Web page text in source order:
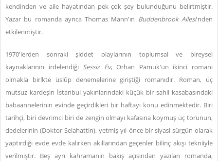
kendinden ve aile hayatından pek çok şey bulunduğunu belirtmiştir.
Yazar bu romanda ayrıca Thomas Mann'ın Buddenbrook Ailesi'nden
etkilenmiştir.
1970'lerden sonraki şiddet olaylarının toplumsal ve bireysel
kaynaklarının irdelendiğiSessiz Ev, Orhan Pamuk'un ikinci romanı
olmakla birlkte üslûp denemelerine giriştiği romanıdır. Roman, üç
mutsuz kardeşin İstanbul yakınlarındaki küçük bir sahil kasabasındaki
babaannelerinin evinde geçirdikleri bir haftayı konu edinmektedir. Biri
tarihçi, biri devrimci biri de zengin olmayı kafasına koymuş üç torunun,
dedelerinin (Doktor Selahattin), yetmiş yıl önce bir siyasi sürgün olarak
yaptırdığı evde evde kalırken akıllarından geçenler bilinç akışı tekniiyle
verilmiştir. Beş ayrı kahramanın bakış açısından yazılan romanda,